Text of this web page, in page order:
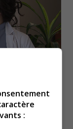
en soins
à mourir, la
: